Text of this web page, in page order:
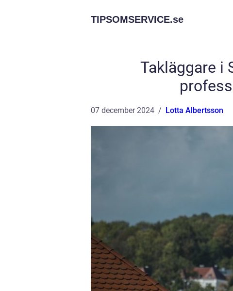
TIPSOMSERVICE.se
Takläggare i
07 december 2024 Lotta Albertsson